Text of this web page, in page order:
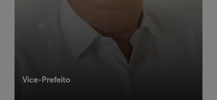
Vice-Prefeito